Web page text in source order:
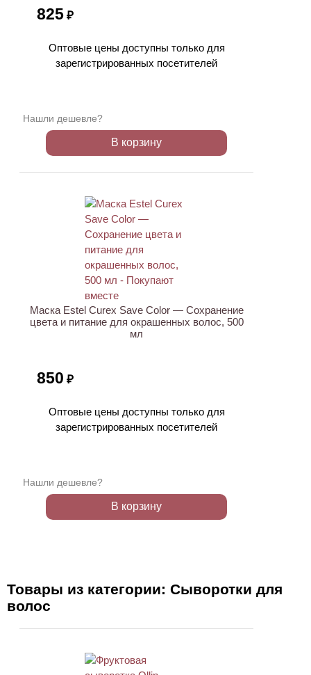
825 ₽
Оптовые цены доступны только для
зарегистрированных посетителей
Нашли дешевле?
В корзину
Маска Estel Curex Save Color — Сохранение
цвета и питание для окрашенных волос, 500
мл
850 ₽
Оптовые цены доступны только для
зарегистрированных посетителей
Нашли дешевле?
В корзину
Товары из категории: Сыворотки для
волос